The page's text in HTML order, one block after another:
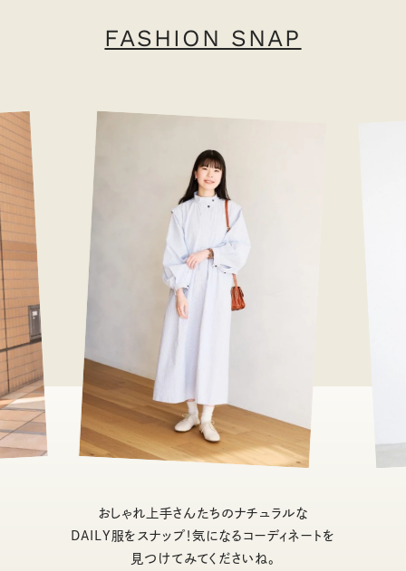
FASHION SNAP
おしゃれ上手さんたちのナチュラルな
DAILY服をスナップ！気になるコーディネートを
見つけてみてくださいね。